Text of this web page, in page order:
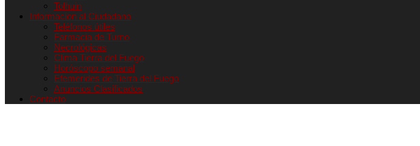
Tolhuin
Informacion al Ciudadano
Teléfonos útiles
Farmacia de Turno
Necrológicas
Clima Tierra del Fuego
Horóscopo semanal
Efemerides de Tierra del Fuego
Anuncios Clasificados
Contacto